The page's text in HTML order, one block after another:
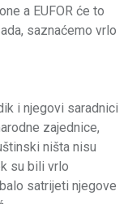
a EUFOR će to
saznaćemo vrlo
i njegovi saradnici
zajednice,
ništa nisu
su bili vrlo
satrijeti njegove